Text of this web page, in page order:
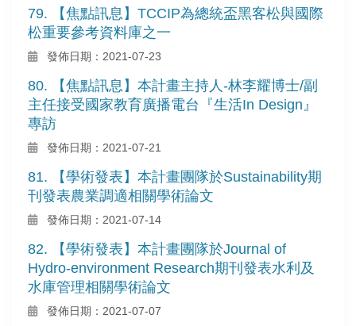
79. 【焦點訊息】TCCIP為總統盃黑客松與國際
松重要參考資料庫之一
發佈日期：2021-07-23
80. 【焦點訊息】本計畫主持人-林李耀博士/副
主任接受國家教育廣播電台『生活In Design』
專訪
發佈日期：2021-07-21
81. 【學術發表】本計畫團隊於Sustainability期
刊發表農業調適相關學術論文
發佈日期：2021-07-14
82. 【學術發表】本計畫團隊於Journal of
Hydro-environment Research期刊發表水利及
水庫管理相關學術論文
發佈日期：2021-07-07